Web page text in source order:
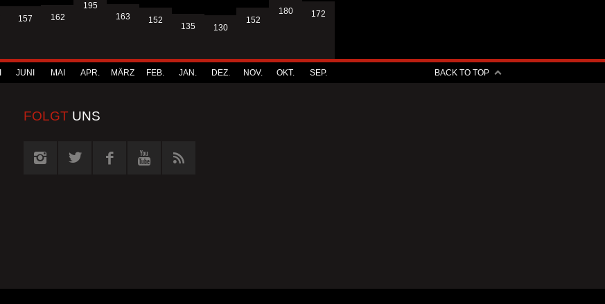
157
JUNI
162
MAI
195
APR.
163
MÄRZ
152
FEB.
135
JAN.
130
DEZ.
152
NOV.
180
OKT.
172
SEP. BACK TO TOP
FOLGT UNS